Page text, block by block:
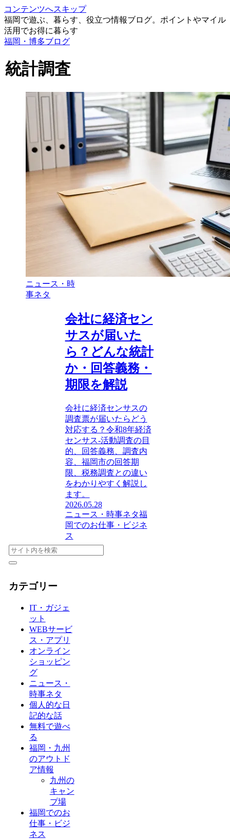
コンテンツへスキップ
福岡で遊ぶ、暮らす、役立つ情報ブログ。ポイントやマイル
活用でお得に暮らす
福岡・博多ブログ
統計調査
ニュース・時
事ネタ
会社に経済セン
サスが届いた
ら？どんな統計
か・回答義務・
期限を解説
会社に経済センサスの
調査票が届いたらどう
対応する？令和8年経済
センサス‐活動調査の目
的、回答義務、調査内
容、福岡市の回答期
限、税務調査との違い
をわかりやすく解説し
ます。
2026.05.28
ニュース・時事ネタ福
岡でのお仕事・ビジネ
ス
カテゴリー
IT・ガジェ
ット
WEBサービ
ス・アプリ
オンライン
ショッピン
グ
ニュース・
時事ネタ
個人的な日
記的な話
無料で遊べ
る
福岡・九州
のアウトド
ア情報
九州の
キャン
プ場
福岡でのお
仕事・ビジ
ネス